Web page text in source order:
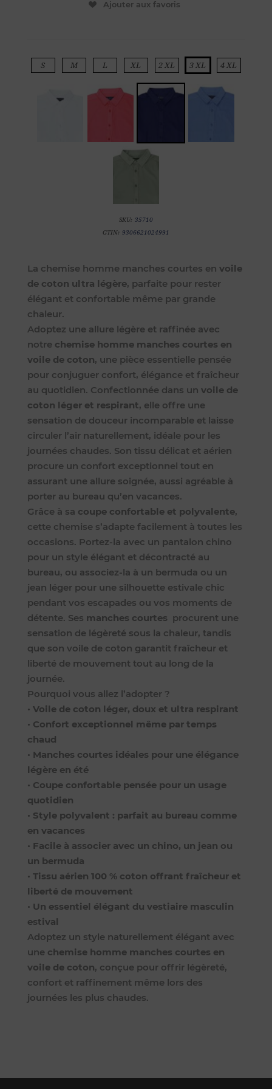
Ajouter aux favoris
S M L XL 2 XL 3 XL 4 XL
SKU: 35710
GTIN: 9306621024991
La chemise homme manches courtes en voile
de coton ultra légère, parfaite pour rester
élégant et confortable même par grande
chaleur.
Adoptez une allure légère et raffinée avec
notre chemise homme manches courtes en
voile de coton, une pièce essentielle pensée
pour conjuguer confort, élégance et fraîcheur
au quotidien. Confectionnée dans un voile de
coton léger et respirant, elle offre une
sensation de douceur incomparable et laisse
circuler l’air naturellement, idéale pour les
journées chaudes. Son tissu délicat et aérien
procure un confort exceptionnel tout en
assurant une allure soignée, aussi agréable à
porter au bureau qu’en vacances.
Grâce à sa coupe confortable et polyvalente,
cette chemise s’adapte facilement à toutes les
occasions. Portez-la avec un pantalon chino
pour un style élégant et décontracté au
bureau, ou associez-la à un bermuda ou un
jean léger pour une silhouette estivale chic
pendant vos escapades ou vos moments de
détente. Ses manches courtes procurent une
sensation de légèreté sous la chaleur, tandis
que son voile de coton garantit fraîcheur et
liberté de mouvement tout au long de la
journée.
Pourquoi vous allez l’adopter ?
• Voile de coton léger, doux et ultra respirant
• Confort exceptionnel même par temps
chaud
• Manches courtes idéales pour une élégance
légère en été
• Coupe confortable pensée pour un usage
quotidien
• Style polyvalent : parfait au bureau comme
en vacances
• Facile à associer avec un chino, un jean ou
un bermuda
• Tissu aérien 100 % coton offrant fraîcheur et
liberté de mouvement
• Un essentiel élégant du vestiaire masculin
estival
Adoptez un style naturellement élégant avec
une chemise homme manches courtes en
voile de coton, conçue pour offrir légèreté,
confort et raffinement même lors des
journées les plus chaudes.